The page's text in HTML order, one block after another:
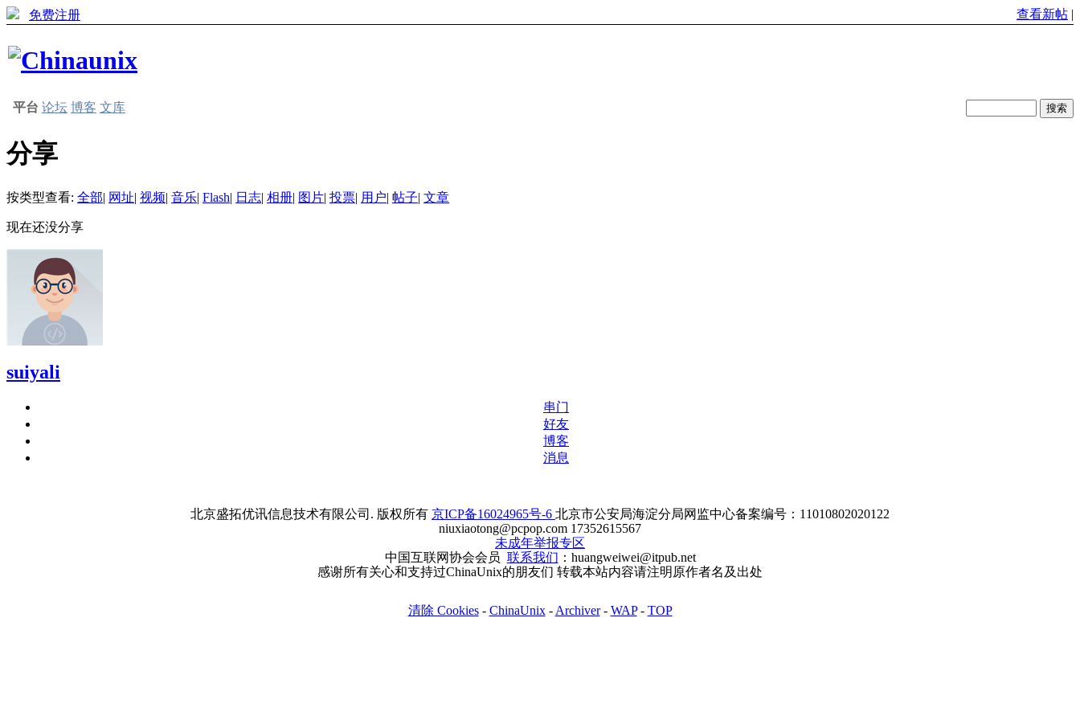
免费注册 查看新帖 |
平台 论坛 博客 文库
分享
按类型查看: 全部| 网址| 视频| 音乐| Flash| 日志| 相册| 图片| 投票| 用户| 帖子| 文章
现在还没分享
suiyаli
串门
好友
博客
消息
北京盛拓优讯信息技术有限公司. 版权所有 京ICP备16024965号-6 北京市公安局海淀分局网监中心备案编号：11010802020122
niuxiaotong@pcpop.com 17352615567
未成年举报专区
中国互联网协会会员 联系我们 ：huangweiwei@itpub.net
感谢所有关心和支持过ChinaUnix的朋友们 转载本站内容请注明原作者名及出处
清除 Cookies- ChinaUnix- Archiver- WAP- TOP